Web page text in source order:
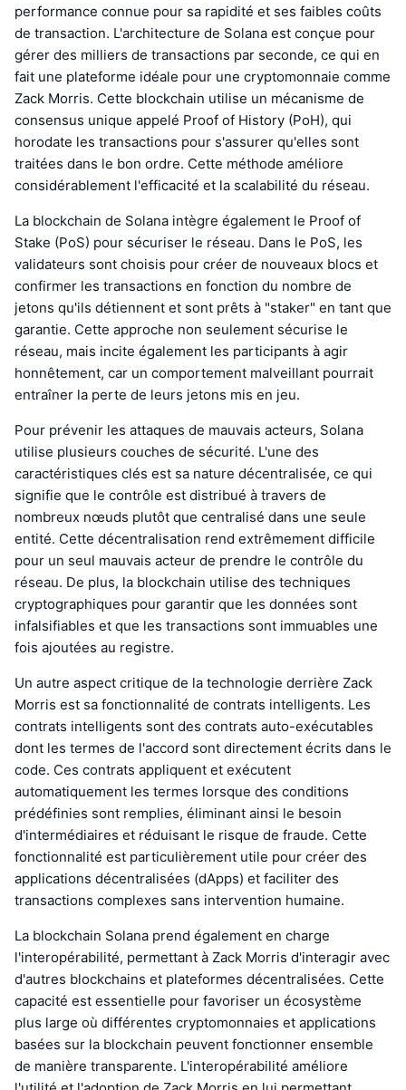
performance connue pour sa rapidité et ses faibles coûts
de transaction. L'architecture de Solana est conçue pour
gérer des milliers de transactions par seconde, ce qui en
fait une plateforme idéale pour une cryptomonnaie comme
Zack Morris. Cette blockchain utilise un mécanisme de
consensus unique appelé Proof of History (PoH), qui
horodate les transactions pour s'assurer qu'elles sont
traitées dans le bon ordre. Cette méthode améliore
considérablement l'efficacité et la scalabilité du réseau.
La blockchain de Solana intègre également le Proof of
Stake (PoS) pour sécuriser le réseau. Dans le PoS, les
validateurs sont choisis pour créer de nouveaux blocs et
confirmer les transactions en fonction du nombre de
jetons qu'ils détiennent et sont prêts à "staker" en tant que
garantie. Cette approche non seulement sécurise le
réseau, mais incite également les participants à agir
honnêtement, car un comportement malveillant pourrait
entraîner la perte de leurs jetons mis en jeu.
Pour prévenir les attaques de mauvais acteurs, Solana
utilise plusieurs couches de sécurité. L'une des
caractéristiques clés est sa nature décentralisée, ce qui
signifie que le contrôle est distribué à travers de
nombreux nœuds plutôt que centralisé dans une seule
entité. Cette décentralisation rend extrêmement difficile
pour un seul mauvais acteur de prendre le contrôle du
réseau. De plus, la blockchain utilise des techniques
cryptographiques pour garantir que les données sont
infalsifiables et que les transactions sont immuables une
fois ajoutées au registre.
Un autre aspect critique de la technologie derrière Zack
Morris est sa fonctionnalité de contrats intelligents. Les
contrats intelligents sont des contrats auto-exécutables
dont les termes de l'accord sont directement écrits dans le
code. Ces contrats appliquent et exécutent
automatiquement les termes lorsque des conditions
prédéfinies sont remplies, éliminant ainsi le besoin
d'intermédiaires et réduisant le risque de fraude. Cette
fonctionnalité est particulièrement utile pour créer des
applications décentralisées (dApps) et faciliter des
transactions complexes sans intervention humaine.
La blockchain Solana prend également en charge
l'interopérabilité, permettant à Zack Morris d'interagir avec
d'autres blockchains et plateformes décentralisées. Cette
capacité est essentielle pour favoriser un écosystème
plus large où différentes cryptomonnaies et applications
basées sur la blockchain peuvent fonctionner ensemble
de manière transparente. L'interopérabilité améliore